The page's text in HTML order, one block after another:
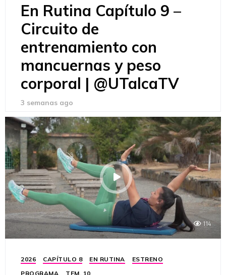
En Rutina Capítulo 9 –
Circuito de
entrenamiento con
mancuernas y peso
corporal | @UTalcaTV
3 semanas ago
114
2026 CAPÍTULO 8 EN RUTINA
ESTRENO
PROGRAMA
TEM. 10